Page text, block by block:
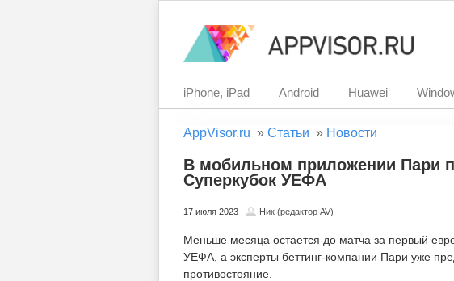
iPhone, iPad Android Huawei
AppVisor.ru » Статьи » Новости
В мобильном приложении Пари
Суперкубок УЕФА
17 июля 2023 Ник (редактор AV)
Меньше месяца остается до матча за первый
УЕФА, а эксперты беттинг-компании Пари уже
противостояние.